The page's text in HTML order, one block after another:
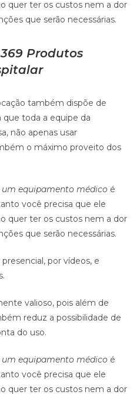
quer ter os custos nem a dor
que serão necessárias.
369 Produtos
também dispõe de
toda a equipe da
não apenas usar
o máximo proveito dos
equipamento médico é
você precisa que ele
quer ter os custos nem a dor
que serão necessárias.
por vídeos, e
valioso, pois além de
reduz a possibilidade de
do uso.
equipamento médico é
você precisa que ele
quer ter os custos nem a dor